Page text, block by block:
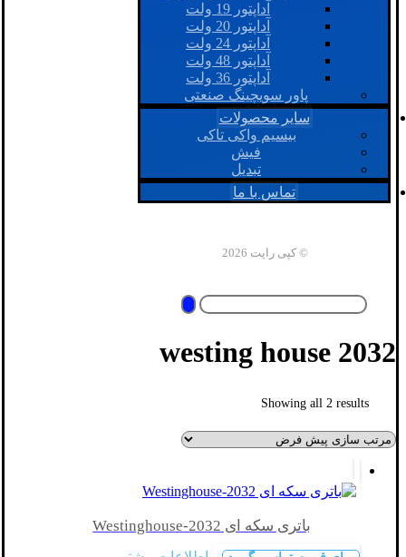
آداپتور 19 ولت
آداپتور 20 ولت
آداپتور 24 ولت
آداپتور 48 ولت
آداپتور 36 ولت
پاور سویچینگ صنعتی
سایر محصولات
بیسیم واکی تاکی
فیش
تبدیل
تماس با ما
© کپی رایت 2026
2032 westing house
Showing all 2 results
باتری سکه ای 2032-Westinghouse